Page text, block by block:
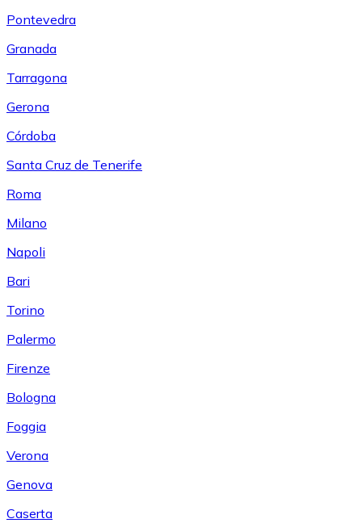
Pontevedra
Granada
Tarragona
Gerona
Córdoba
Santa Cruz de Tenerife
Roma
Milano
Napoli
Bari
Torino
Palermo
Firenze
Bologna
Foggia
Verona
Genova
Caserta